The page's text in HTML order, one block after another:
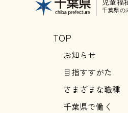
TOP
お知らせ
目指すすがた
さまざまな職種
千葉県で働く